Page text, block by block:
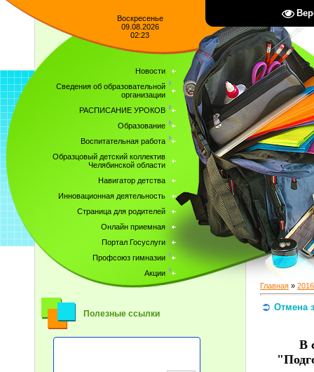
Воскресенье
09.08.2026
02:23
Новости
Сведения об образовательной
организации
РАСПИСАНИЕ УРОКОВ
Образование
Воспитательная работа
Образцовый детский коллектив
Челябинской области
Навигатор детства
Инновационная деятельность
Страница для родителей
Онлайн приемная
Портал Госуслуги
Профсоюз гимназии
Акции
Полезные ссылки
Главная » 2016
Отмена
В